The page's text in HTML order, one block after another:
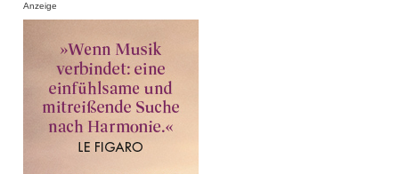
Anzeige